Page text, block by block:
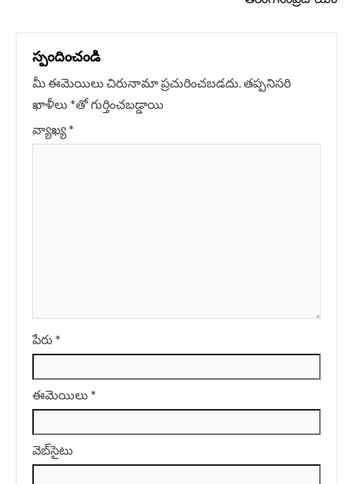
స్పందించండి
మీ ఈమెయిలు చిరునామా ప్రచురించబడదు. తప్పనిసరి
ఖాళీలు *‌తో గుర్తించబడ్డాయి
వ్యాఖ్య*
పేరు *
ఈమెయిలు *
వెబ్‌సైటు